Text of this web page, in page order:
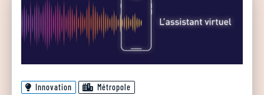
Innovation Métropole